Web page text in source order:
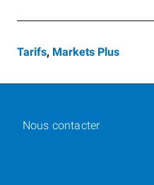
Tarifs, Markets Plus
Nous contacter